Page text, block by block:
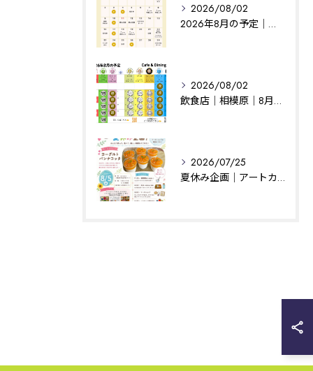
2026/08/02
2026年8月の予定｜相模原イベント｜noconoco
2026/08/02
飲食店｜相模原｜8月の予定
2026/07/25
夏休み企画｜アートカフェはぐ｜相模原